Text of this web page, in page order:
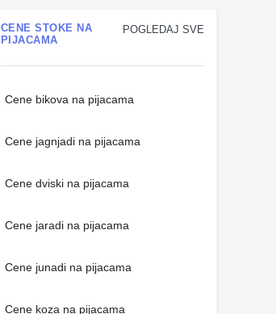
POGLEDAJ SVE
CENE STOKE NA
PIJACAMA
Cene bikova na pijacama
Cene jagnjadi na pijacama
Cene dviski na pijacama
Cene jaradi na pijacama
Cene junadi na pijacama
Cene koza na pijacama